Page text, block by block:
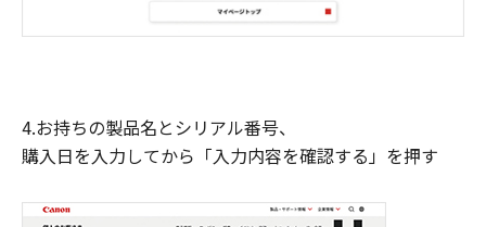
4.お持ちの製品名とシリアル番号、
購入日を入力してから「入力内容を確認する」を押す